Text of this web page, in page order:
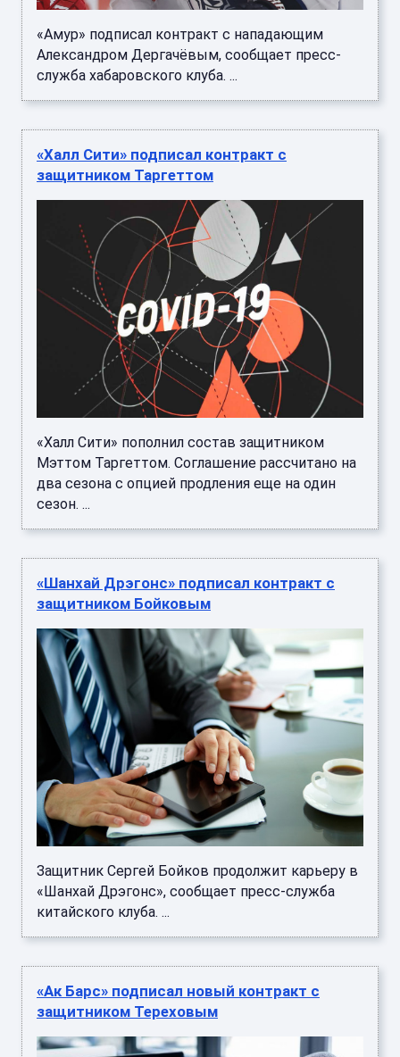
«Амур» подписал контракт с нападающим
Александром Дергачёвым, сообщает пресс-
служба хабаровского клуба. ...
«Халл Сити» подписал контракт с
защитником Таргеттом
«Халл Сити» пополнил состав защитником
Мэттом Таргеттом. Соглашение рассчитано на
два сезона с опцией продления еще на один
сезон. ...
«Шанхай Дрэгонс» подписал контракт с
защитником Бойковым
Защитник Сергей Бойков продолжит карьеру в
«Шанхай Дрэгонс», сообщает пресс-служба
китайского клуба. ...
«Ак Барс» подписал новый контракт с
защитником Тереховым